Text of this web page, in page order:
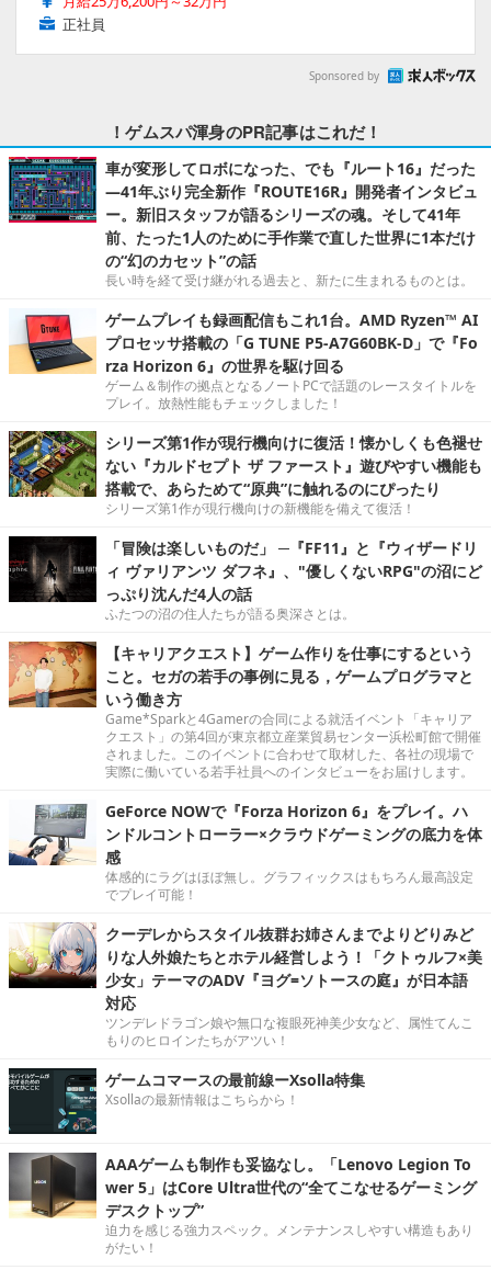
正社員
Sponsored by
！ゲムスパ渾身のPR記事はこれだ！
車が変形してロボになった、でも『ルート16』だった
―41年ぶり完全新作『ROUTE16R』開発者インタビュ
ー。新旧スタッフが語るシリーズの魂。そして41年
前、たった1人のために手作業で直した世界に1本だけ
の“幻のカセット”の話
長い時を経て受け継がれる過去と、新たに生まれるものとは。
ゲームプレイも録画配信もこれ1台。AMD Ryzen™ AI
プロセッサ搭載の「G TUNE P5-A7G60BK-D」で『Fo
rza Horizon 6』の世界を駆け回る
ゲーム＆制作の拠点となるノートPCで話題のレースタイトルを
プレイ。放熱性能もチェックしました！
シリーズ第1作が現行機向けに復活！懐かしくも色褪せ
ない『カルドセプト ザ ファースト』遊びやすい機能も
搭載で、あらためて“原典”に触れるのにぴったり
シリーズ第1作が現行機向けの新機能を備えて復活！
「冒険は楽しいものだ」 ─『FF11』と『ウィザードリ
ィ ヴァリアンツ ダフネ』、"優しくないRPG"の沼にど
っぷり沈んだ4人の話
ふたつの沼の住人たちが語る奥深さとは。
【キャリアクエスト】ゲーム作りを仕事にするという
こと。セガの若手の事例に見る，ゲームプログラマと
いう働き方
Game*Sparkと4Gamerの合同による就活イベント「キャリア
クエスト」の第4回が東京都立産業貿易センター浜松町館で開催
されました。このイベントに合わせて取材した、各社の現場で
実際に働いている若手社員へのインタビューをお届けします。
GeForce NOWで『Forza Horizon 6』をプレイ。ハ
ンドルコントローラー×クラウドゲーミングの底力を体
感
体感的にラグはほぼ無し。グラフィックスはもちろん最高設定
でプレイ可能！
クーデレからスタイル抜群お姉さんまでよりどりみど
りな人外娘たちとホテル経営しよう！「クトゥルフ×美
少女」テーマのADV『ヨグ=ソトースの庭』が日本語
対応
ツンデレドラゴン娘や無口な複眼死神美少女など、属性てんこ
もりのヒロインたちがアツい！
ゲームコマースの最前線ーXsolla特集
Xsollaの最新情報はこちらから！
AAAゲームも制作も妥協なし。「Lenovo Legion To
wer 5」はCore Ultra世代の“全てこなせるゲーミング
デスクトップ”
迫力を感じる強力スペック。メンテナンスしやすい構造もあり
がたい！